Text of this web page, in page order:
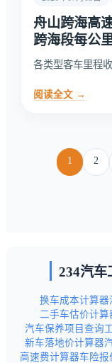
舟山跨海高
跨海段每公
各类型客车里程
阅读全文 →
1 2
234汽车
换车成本计算器
二手车估价计算
汽车保养项目查询
新车落地价计算器
高速费计算器车险报